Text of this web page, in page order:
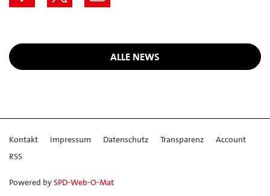
ALLE NEWS
Kontakt Impressum Datenschutz Transparenz
Account
RSS
Powered bySPD-Web-O-Mat